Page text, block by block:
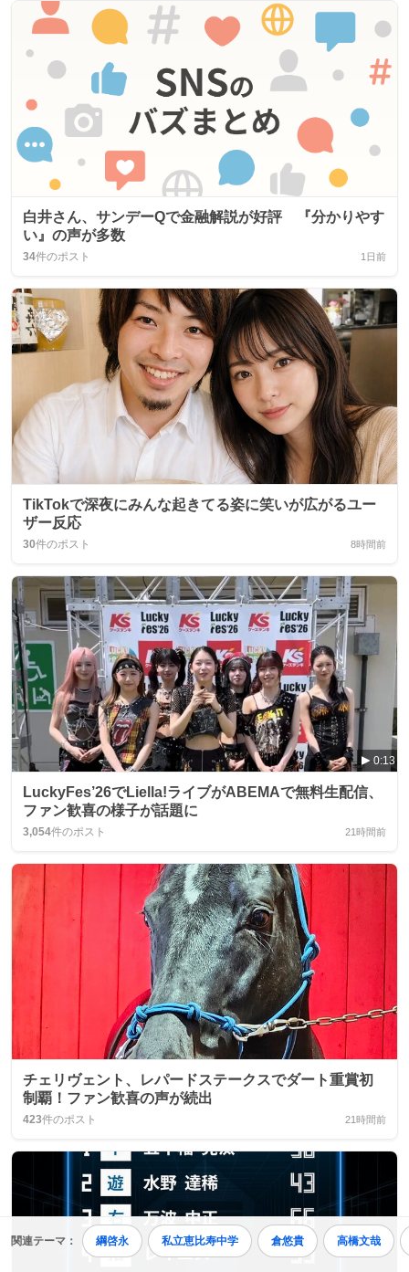
関連テーマ： 綱啓永 私立恵比寿中学 倉悠貴 高橋文哉
白井さん、サンデーQで金融解説が好評 『分かりやす
い』の声が多数
34件のポスト 1日前
TikTokで深夜にみんな起きてる姿に笑いが広がるユー
ザー反応
30件のポスト 8時間前
0:13
LuckyFes’26でLiella!ライブがABEMAで無料生配信、
ファン歓喜の様子が話題に
3,054件のポスト 21時間前
チェリヴェント、レパードステークスでダート重賞初
制覇！ファン歓喜の声が続出
423件のポスト 21時間前